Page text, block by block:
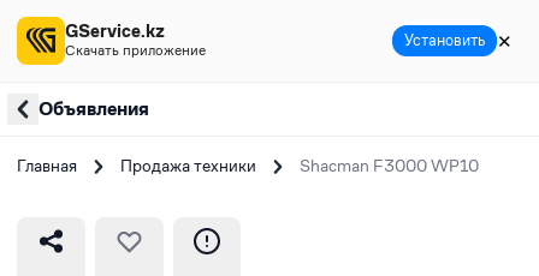
Объявления
Главная Продажа техники Shacman F3000 WP10
GService.kz
Скачать приложение Установить ✕